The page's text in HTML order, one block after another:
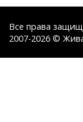
Все права
2007-2026 ©